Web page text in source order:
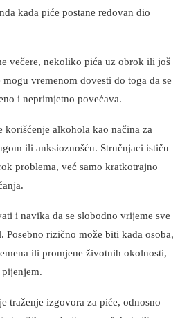
kada piće postane redovan dio
večere, nekoliko pića uz obrok ili još
vremenom dovesti do toga da se
i neprimjetno povećava.
korišćenje alkohola kao načina za
ili anksioznošću. Stručnjaci ističu
problema, već samo kratkotrajno
i navika da se slobodno vrijeme sve
Posebno rizično može biti kada osoba,
ili promjene životnih okolnosti,
traženje izgovora za piće, odnosno